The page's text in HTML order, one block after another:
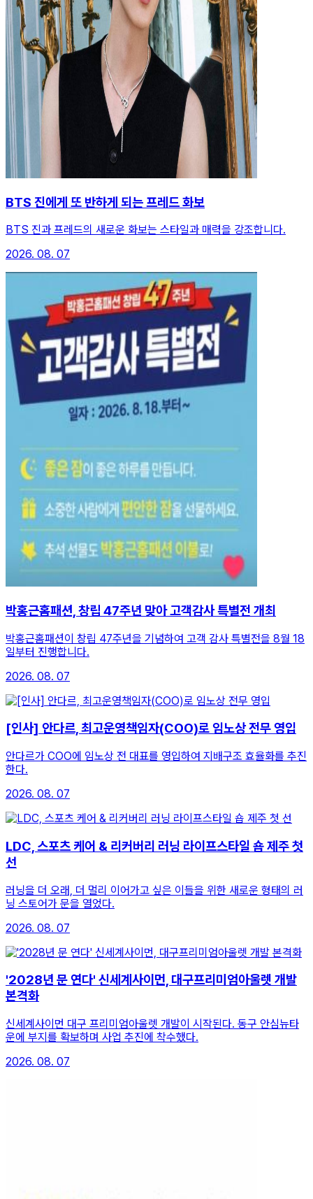
BTS 진에게 또 반하게 되는 프레드 화보
BTS 진과 프레드의 새로운 화보는 스타일과 매력을 강조합니다.
2026. 08. 07
박홍근홈패션, 창립 47주년 맞아 고객감사 특별전 개최
박홍근홈패션이 창립 47주년을 기념하여 고객 감사 특별전을 8월 18
일부터 진행합니다.
2026. 08. 07
[인사] 안다르, 최고운영책임자(COO)로 임노상 전무 영입
안다르가 COO에 임노상 전 대표를 영입하여 지배구조 효율화를 추진
한다.
2026. 08. 07
LDC, 스포츠 케어 & 리커버리 러닝 라이프스타일 숍 제주 첫
선
러닝을 더 오래, 더 멀리 이어가고 싶은 이들을 위한 새로운 형태의 러
닝 스토어가 문을 열었다.
2026. 08. 07
'2028년 문 연다' 신세계사이먼, 대구프리미엄아울렛 개발
본격화
신세계사이먼 대구 프리미엄아울렛 개발이 시작된다. 동구 안심뉴타
운에 부지를 확보하며 사업 추진에 착수했다.
2026. 08. 07